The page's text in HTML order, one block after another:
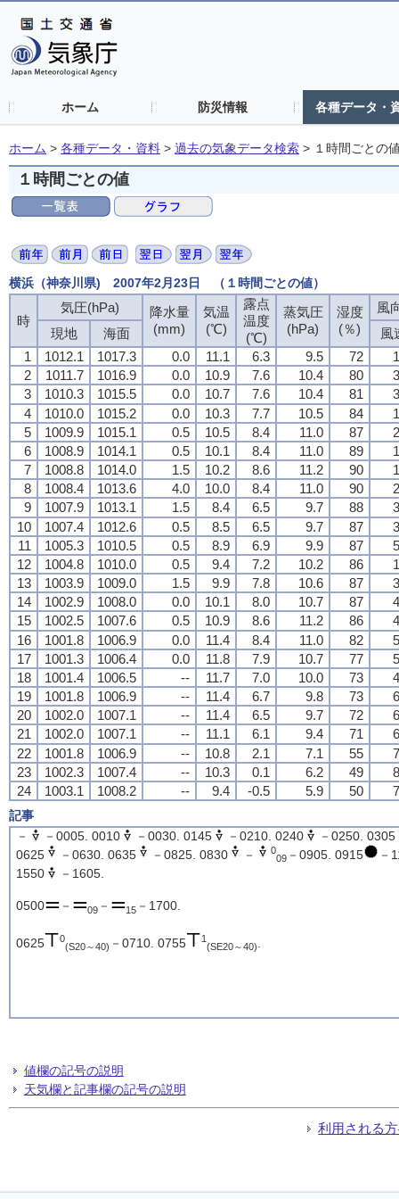
ホーム 防災情報 各種データ・
ホーム > 各種データ・資料 > 過去の気象データ検索 > １時間ごとの
１時間ごとの値
横浜（神奈川県) 2007年2月23日 （１時間ごとの値）
時
気圧(hPa)
降水量
(mm)
気温
(℃)
露点
温度
(℃)
蒸気圧
(hPa)
湿度
(％)
風
現地
海面
風
1
1012.1 1017.3 0.0 11.1 6.3 9.5 72
2
1011.7 1016.9 0.0 10.9 7.6 10.4 80
3
1010.3 1015.5 0.0 10.7 7.6 10.4 81
4
1010.0 1015.2 0.0 10.3 7.7 10.5 84
5
1009.9 1015.1 0.5 10.5 8.4 11.0 87
6
1008.9 1014.1 0.5 10.1 8.4 11.0 89
7
1008.8 1014.0 1.5 10.2 8.6 11.2 90
8
1008.4 1013.6 4.0 10.0 8.4 11.0 90
9
1007.9 1013.1 1.5 8.4 6.5 9.7 88
10
1007.4 1012.6 0.5 8.5 6.5 9.7 87
11
1005.3 1010.5 0.5 8.9 6.9 9.9 87
12
1004.8 1010.0 0.5 9.4 7.2 10.2 86
13
1003.9 1009.0 1.5 9.9 7.8 10.6 87
14
1002.9 1008.0 0.0 10.1 8.0 10.7 87
15
1002.5 1007.6 0.5 10.9 8.6 11.2 86
16
1001.8 1006.9 0.0 11.4 8.4 11.0 82
17
1001.3 1006.4 0.0 11.8 7.9 10.7 77
18
1001.4 1006.5 -- 11.7 7.0 10.0 73
19
1001.8 1006.9 -- 11.4 6.7 9.8 73
20
1002.0 1007.1 -- 11.4 6.5 9.7 72
21
1002.0 1007.1 -- 11.1 6.1 9.4 71
22
1001.8 1006.9 -- 10.8 2.1 7.1 55
23
1002.3 1007.4 -- 10.3 0.1 6.2 49
24
1003.1 1008.2 -- 9.4 -0.5 5.9 50
記事
－
－0005. 0010 －0030. 0145 －0210. 0240
－0250. 0305
0625
－0630. 0635 －0825. 0830 － 0
09－0905. 0915
－
1550
－1605.
0500 － 09－ 15－1700.
0625 0
(S20～40) －0710. 0755 1
(SE20～40)
値欄の記号の説明
天気欄と記事欄の記号の説明
利用される